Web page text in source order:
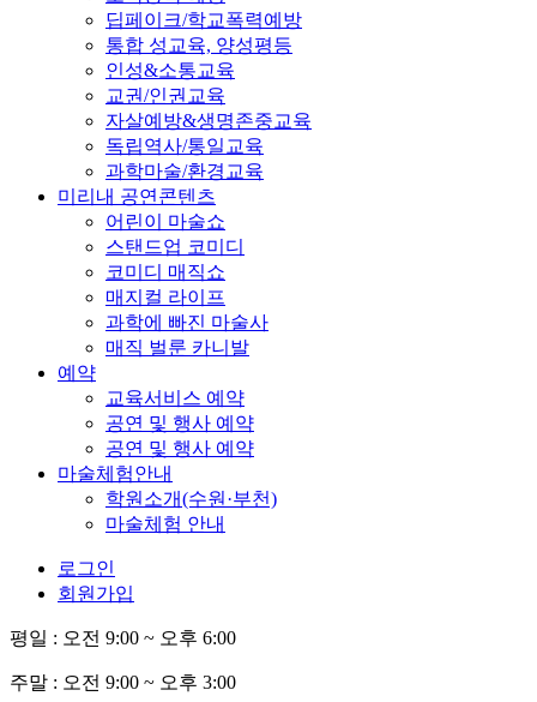
딥페이크/학교폭력예방
통합 성교육, 양성평등
인성&소통교육
교권/인권교육
자살예방&생명존중교육
독립역사/통일교육
과학마술/환경교육
미리내 공연콘텐츠
어린이 마술쇼
스탠드업 코미디
코미디 매직쇼
매지컬 라이프
과학에 빠진 마술사
매직 벌룬 카니발
예약
교육서비스 예약
공연 및 행사 예약
공연 및 행사 예약
마술체험안내
학원소개(수원·부천)
마술체험 안내
로그인
회원가입
평일 : 오전 9:00 ~ 오후 6:00
주말 : 오전 9:00 ~ 오후 3:00